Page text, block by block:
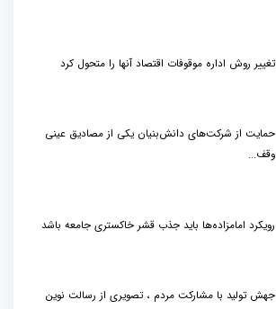
تغییر روش اداره موقوفات اقتصاد آنها را متحول کرد
حمایت از شرکت‌های دانش‌بنیان یکی از مصادیق عینی
وقف...
رویکرد امامزاده‌ها باید جذب قشر خاکستری جامعه باشد
جهش تولید با مشارکت مردم ، تصویری از رسالت نوین